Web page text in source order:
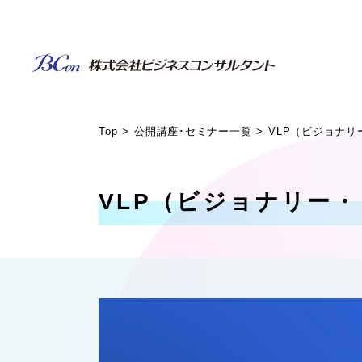
Top 公開講座･セミナー一覧 VLP（ビジョナリ
VLP（ビジョナリー